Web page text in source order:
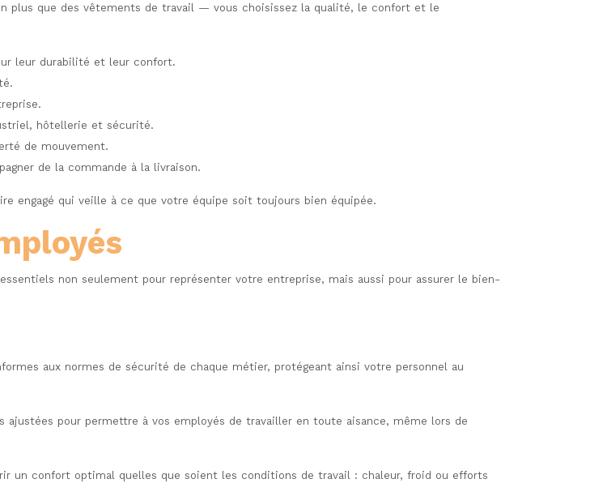
plus que des vêtements de travail — vous choisissez la qualité, le confort et le
leur durabilité et leur confort.
hôtellerie et sécurité.
de mouvement.
de la commande à la livraison.
engagé qui veille à ce que votre équipe soit toujours bien équipée.
non seulement pour représenter votre entreprise, mais aussi pour assurer le bien-
aux normes de sécurité de chaque métier, protégeant ainsi votre personnel au
ajustées pour permettre à vos employés de travailler en toute aisance, même lors de
un confort optimal quelles que soient les conditions de travail : chaleur, froid ou efforts